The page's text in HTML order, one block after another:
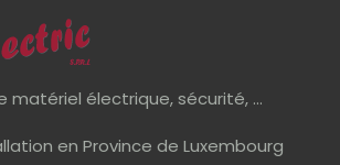
matériel électrique, sécurité, ...
en Province de Luxembourg